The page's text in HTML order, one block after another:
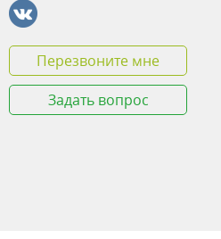
Перезвоните мне
Задать вопрос